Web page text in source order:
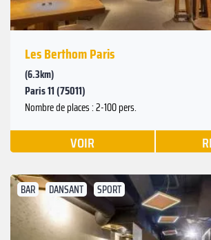
Les Berthom Paris
(6.3km)
Paris 11 (75011)
Nombre de places : 2-100 pers.
VOIR
BAR DANSANT SPORT